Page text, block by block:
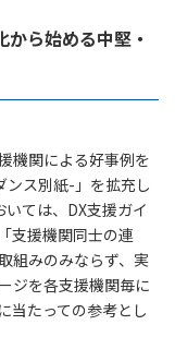
から始める中堅・
機関による好事例を
ンス別紙-」を拡充し
ては、DX支援ガイ
支援機関同士の連
組みのみならず、実
ジを各支援機関毎に
当たっての参考とし